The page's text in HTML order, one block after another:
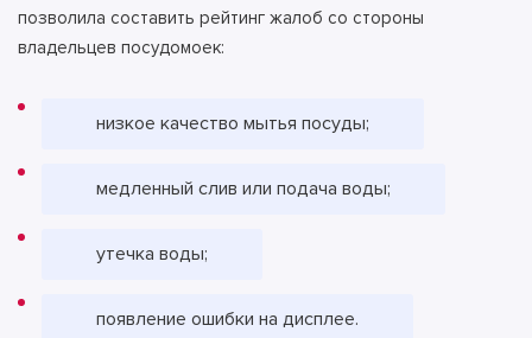
позволила составить рейтинг жалоб со стороны
владельцев посудомоек:
низкое качество мытья посуды;
медленный слив или подача воды;
утечка воды;
появление ошибки на дисплее.